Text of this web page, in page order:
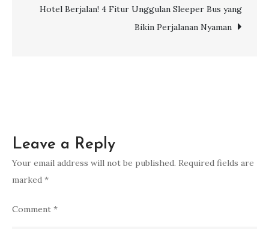
Menarik
Hotel Berjalan! 4 Fitur Unggulan Sleeper Bus yang
Bikin Perjalanan Nyaman
Leave a Reply
Your email address will not be published. Required fields are
marked *
Comment *